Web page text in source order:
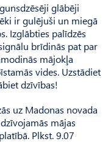
glābēji
ir gulējuši un miegā
Izglābties palīdzēs
brīdinās pat par
mājokļa
vides. Uzstādiet
dzīvības!
uz Madonas novada
mājas
Plkst. 9.07